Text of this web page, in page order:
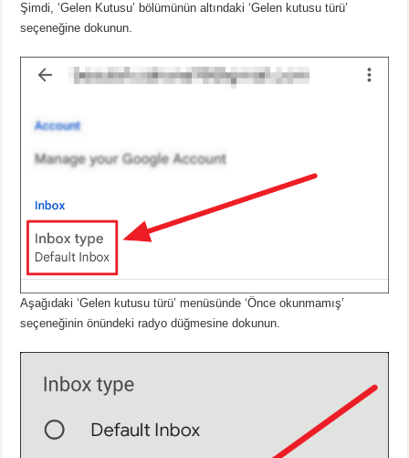
Şimdi, ‘Gelen Kutusu’ bölümünün altındaki ‘Gelen kutusu türü’
seçeneğine dokunun.
Aşağıdaki ‘Gelen kutusu türü’ menüsünde ‘Önce okunmamış’
seçeneğinin önündeki radyo düğmesine dokunun.